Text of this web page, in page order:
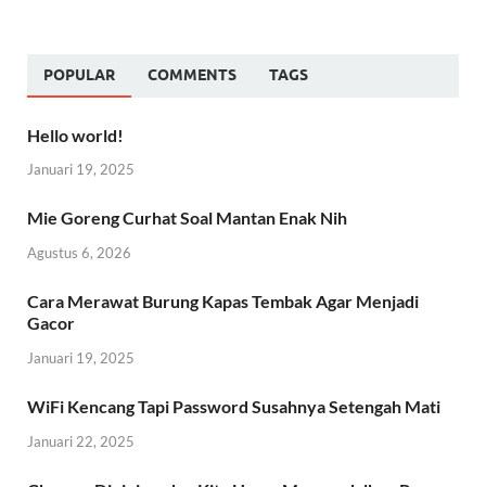
POPULAR COMMENTS TAGS
Hello world!
Januari 19, 2025
Mie Goreng Curhat Soal Mantan Enak Nih
Agustus 6, 2026
Cara Merawat Burung Kapas Tembak Agar Menjadi
Gacor
Januari 19, 2025
WiFi Kencang Tapi Password Susahnya Setengah Mati
Januari 22, 2025